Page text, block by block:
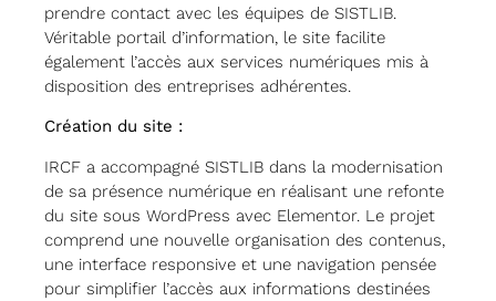
prendre contact avec les équipes de SISTLIB.
Véritable portail d’information, le site facilite
également l’accès aux services numériques mis à
disposition des entreprises adhérentes.
Création du site :
IRCF a accompagné SISTLIB dans la modernisation
de sa présence numérique en réalisant une refonte
du site sous WordPress avec Elementor. Le projet
comprend une nouvelle organisation des contenus,
une interface responsive et une navigation pensée
pour simplifier l’accès aux informations destinées